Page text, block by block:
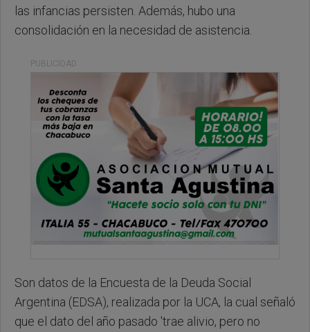
las infancias persisten. Además, hubo una
consolidación en la necesidad de asistencia.
PUBLICIDAD
Son datos de la Encuesta de la Deuda Social
Argentina (EDSA), realizada por la UCA, la cual señaló
que el dato del año pasado 'trae alivio, pero no